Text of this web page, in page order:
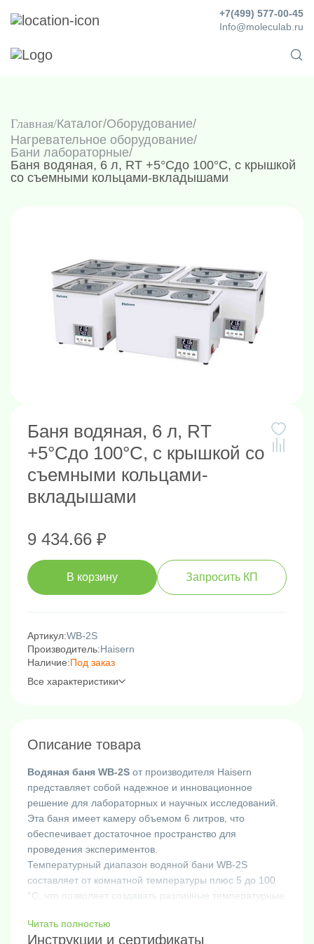
Info@moleculab.ru
+7(499) 577-00-45
Главная Каталог/Оборудование/
Нагревательное оборудование/
Бани лабораторные/
Баня водяная, 6 л, RT +5°Cдо 100°C, с крышкой
со съемными кольцами-вкладышами
Баня водяная, 6 л, RT
+5°Cдо 100°C, с крышкой со
съемными кольцами-
вкладышами
9 434.66 ₽
В корзину Запросить КП
Артикул:WB-2S
Производитель:Haisern
Наличие:Под заказ
Все характеристики
Описание товара
Водяная баня WB-2S от производителя Haisern
представляет собой надежное и инновационное
решение для лабораторных и научных исследований.
Эта баня имеет камеру объемом 6 литров, что
обеспечивает достаточное пространство для
проведения экспериментов.
Температурный диапазон водяной бани WB-2S
составляет от комнатной температуры плюс 5 до 100
°C, что позволяет создавать различные температурные
отверстиями, для размещения посуды разного
диаметра.
Читать полностью
Инструкции и сертификаты